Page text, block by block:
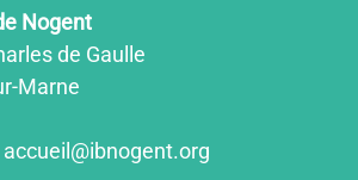
Nogent
de Gaulle
Marne